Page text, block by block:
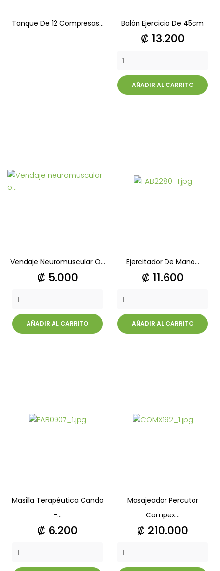
Tanque De 12 Compresas... Balón Ejercicio De 45cm
Precio
₡ 13.200
AÑADIR AL CARRITO
Vendaje Neuromuscular O...
Precio
₡ 5.000
AÑADIR AL CARRITO
Ejercitador De Mano...
Precio
₡ 11.600
AÑADIR AL CARRITO
Masilla Terapéutica Cando
-...
Precio
₡ 6.200
Masajeador Percutor
Compex...
Precio
₡ 210.000